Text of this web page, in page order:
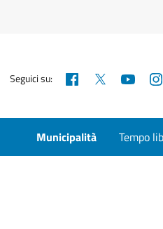
Seguici su: Facebook
Municipalità Tempo